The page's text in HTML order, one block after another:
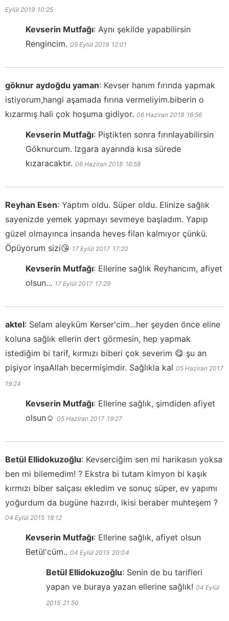
Eylül 2019 10:25
Kevserin Mutfağı: Aynı şekilde yapabilirsin
Rengincim. 05 Eylül 2019 12:01
göknur aydoğdu yaman: Kevser hanım fırında yapmak
istiyorum,hangi aşamada fırına vermeliyim.biberin o
kızarmış hali çok hoşuma gidiyor. 06 Haziran 2018 16:56
Kevserin Mutfağı: Piştikten sonra fırınlayabilirsin
Göknurcum. Izgara ayarında kısa sürede
kızaracaktır. 06 Haziran 2018 16:58
Reyhan Esen: Yaptım oldu. Süper oldu. Elinize sağlık
sayenizde yemek yapmayı sevmeye başladım. Yapıp
güzel olmayınca insanda heves filan kalmıyor çünkü.
Öpüyorum sizi😘 17 Eylül 2017 17:20
Kevserin Mutfağı: Ellerine sağlık Reyhancım, afiyet
olsun... 17 Eylül 2017 17:29
aktel: Selam aleyküm Kerser'cim...her şeyden önce eline
koluna sağlık ellerin dert görmesin, hep yapmak
istediğim bi tarif, kırmızı biberi çok severim 😋 şu an
pişiyor inşaAllah becermişimdir. Sağlıkla kal 05 Haziran 2017
19:24
Kevserin Mutfağı: Ellerine sağlık, şimdiden afiyet
olsun☺️ 05 Haziran 2017 19:27
Betül Ellidokuzoğlu: Kevserciğim sen mi harikasın yoksa
ben mi bilemedim! ? Ekstra bi tutam kimyon bi kaşık
kırmızı biber salçası ekledim ve sonuç süper, ev yapımı
yoğurdum da bugüne hazırdı, ikisi beraber muhteşem ?
04 Eylül 2015 18:12
Kevserin Mutfağı: Ellerine sağlık, afiyet olsun
Betül'cüm.. 04 Eylül 2015 20:04
Betül Ellidokuzoğlu: Senin de bu tarifleri
yapan ve buraya yazan ellerine sağlık! 04 Eylül
2015 21:50